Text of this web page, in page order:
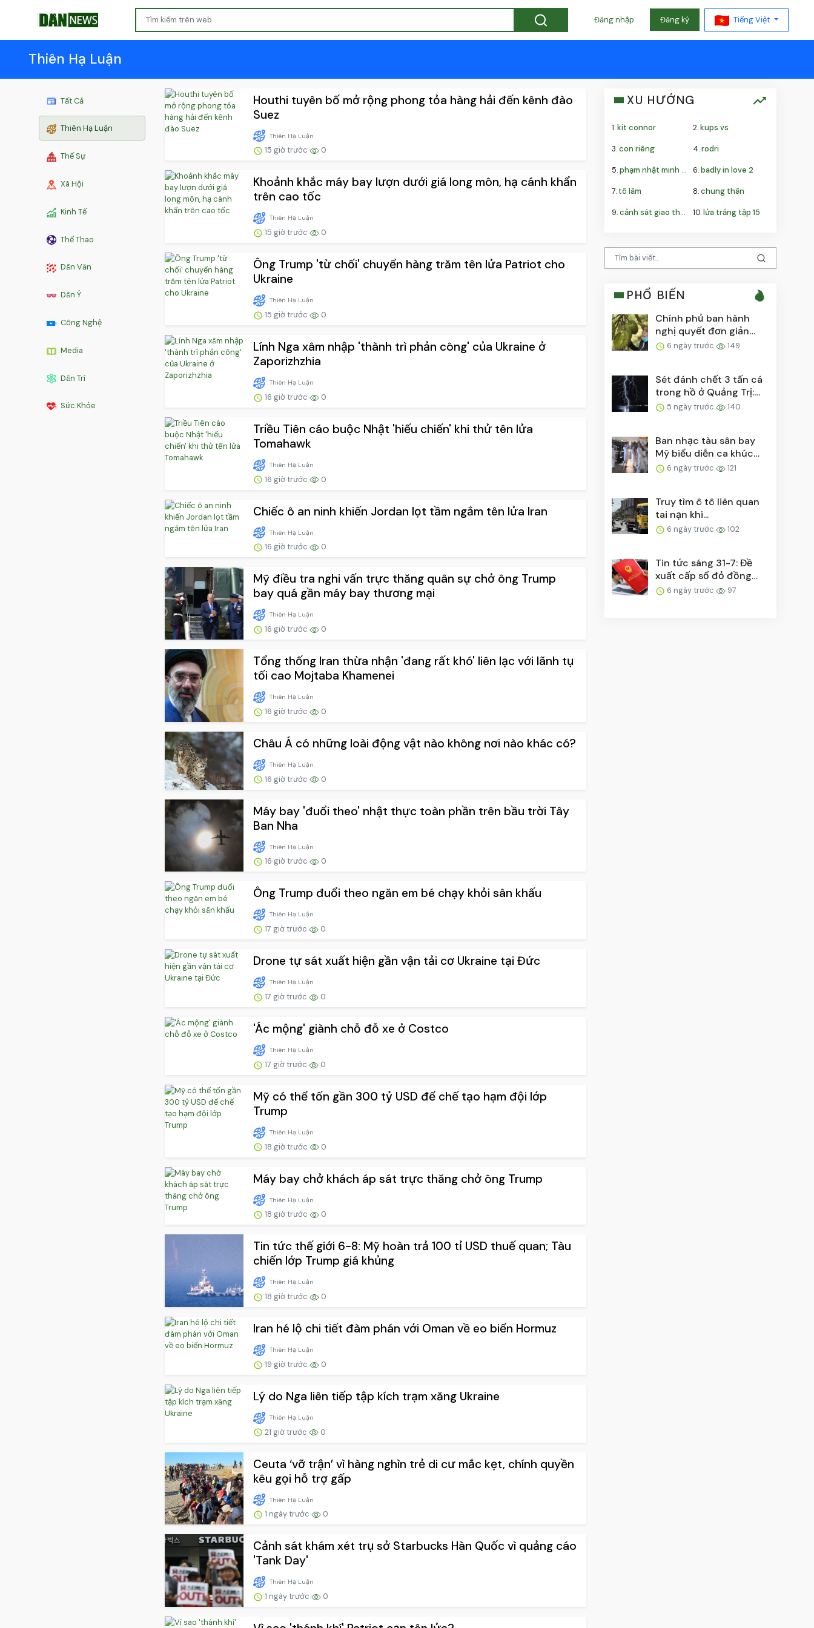
Đăng nhập Đăng ký Tiếng Việt
Thiên Hạ Luận
Tất Cả
Thiên Hạ Luận
Thế Sự
Xã Hội
Kinh Tế
Thể Thao
Dân Văn
Dân Ý
Công Nghệ
Media
Dân Trí
Sức Khỏe
Houthi tuyên bố mở rộng phong tỏa hàng hải đến kênh đào
Suez
Thiên Hạ Luận
15 giờ trước 0
Khoảnh khắc máy bay lượn dưới giá long môn, hạ cánh khẩn
trên cao tốc
Thiên Hạ Luận
15 giờ trước 0
Ông Trump 'từ chối' chuyển hàng trăm tên lửa Patriot cho
Ukraine
Thiên Hạ Luận
15 giờ trước 0
Lính Nga xâm nhập 'thành trì phản công' của Ukraine ở
Zaporizhzhia
Thiên Hạ Luận
16 giờ trước 0
Triều Tiên cáo buộc Nhật 'hiếu chiến' khi thử tên lửa
Tomahawk
Thiên Hạ Luận
16 giờ trước 0
Chiếc ô an ninh khiến Jordan lọt tầm ngắm tên lửa Iran
Thiên Hạ Luận
16 giờ trước 0
Mỹ điều tra nghi vấn trực thăng quân sự chở ông Trump
bay quá gần máy bay thương mại
Thiên Hạ Luận
16 giờ trước 0
Tổng thống Iran thừa nhận 'đang rất khó' liên lạc với lãnh tụ
tối cao Mojtaba Khamenei
Thiên Hạ Luận
16 giờ trước 0
Châu Á có những loài động vật nào không nơi nào khác có?
Thiên Hạ Luận
16 giờ trước 0
Máy bay 'đuổi theo' nhật thực toàn phần trên bầu trời Tây
Ban Nha
Thiên Hạ Luận
16 giờ trước 0
Ông Trump đuổi theo ngăn em bé chạy khỏi sân khấu
Thiên Hạ Luận
17 giờ trước 0
Drone tự sát xuất hiện gần vận tải cơ Ukraine tại Đức
Thiên Hạ Luận
17 giờ trước 0
'Ác mộng' giành chỗ đỗ xe ở Costco
Thiên Hạ Luận
17 giờ trước 0
Mỹ có thể tốn gần 300 tỷ USD để chế tạo hạm đội lớp
Trump
Thiên Hạ Luận
18 giờ trước 0
Máy bay chở khách áp sát trực thăng chở ông Trump
Thiên Hạ Luận
18 giờ trước 0
Tin tức thế giới 6-8: Mỹ hoàn trả 100 tỉ USD thuế quan; Tàu
chiến lớp Trump giá khủng
Thiên Hạ Luận
18 giờ trước 0
Iran hé lộ chi tiết đàm phán với Oman về eo biển Hormuz
Thiên Hạ Luận
19 giờ trước 0
Lý do Nga liên tiếp tập kích trạm xăng Ukraine
Thiên Hạ Luận
21 giờ trước 0
Ceuta ‘vỡ trận’ vì hàng nghìn trẻ di cư mắc kẹt, chính quyền
kêu gọi hỗ trợ gấp
Thiên Hạ Luận
1 ngày trước 0
Cảnh sát khám xét trụ sở Starbucks Hàn Quốc vì quảng cáo
'Tank Day'
Thiên Hạ Luận
1 ngày trước 0
XU HƯỚNG
1.kit connor 2.kups vs
3.con riêng 4.rodri
5.phạm nhật minh anh 6.badly in love 2
7. tô lâm 8.chung thân
9.cảnh sát giao thông 10.lửa trắng tập 15
PHỔ BIẾN
Chính phủ ban hành
nghị quyết đơn giản
hóa thủ tục cấp mã số...
6 ngày trước 149
Sét đánh chết 3 tấn cá
trong hồ ở Quảng Trị:
Có thể sét đánh...
5 ngày trước 140
Ban nhạc tàu sân bay
Mỹ biểu diễn ca khúc
'Việt Nam ơi' bên ...
6 ngày trước 121
Truy tìm ô tô liên quan
tai nạn khi...
6 ngày trước 102
Tin tức sáng 31-7: Đề
xuất cấp sổ đỏ đồng
thời bản giấy và đ...
6 ngày trước 97